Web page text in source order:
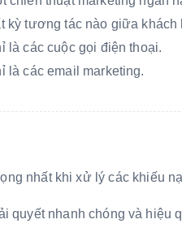
kỳ tương tác nào giữa
là các cuộc gọi điện thoại.
là các email marketing.
nhất khi xử lý các khiếu
quyết nhanh chóng và hiệu